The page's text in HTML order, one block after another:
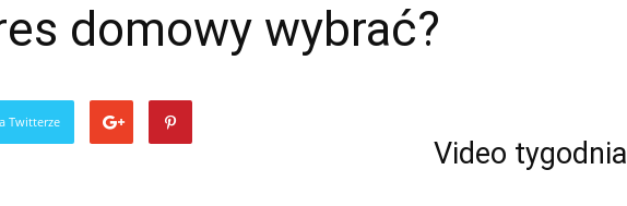
domowy wybrać?
Twitterze
Video tygodnia